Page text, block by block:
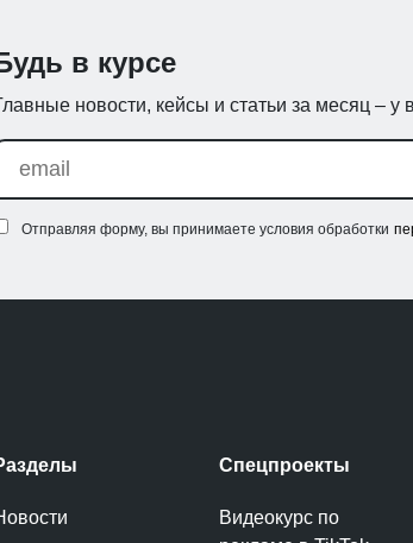
в курсе
новости, кейсы и статьи за месяц – у
Отправляя форму, вы принимаете условия обработки
Спецпроекты
Видеокурс по